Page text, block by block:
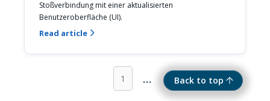
Back to top
Stoßverbindung mit einer aktualisierten
Benutzeroberfläche (UI).
Read article 
1 ...